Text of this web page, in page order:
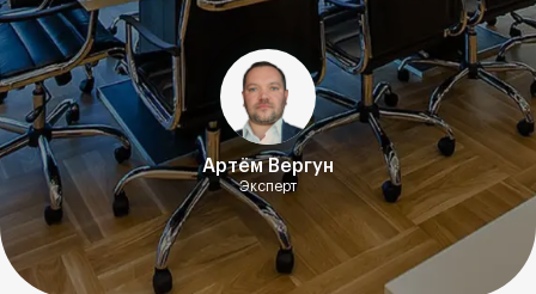
Артём Вергун
Эксперт